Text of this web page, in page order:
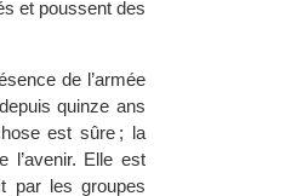
et poussent des
de l’armée
quinze ans
est sûre ; la
l’avenir. Elle est
par les groupes